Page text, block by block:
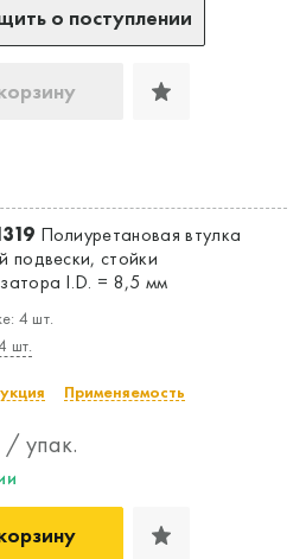
о поступлении
Полиуретановая втулка
подвески, стойки
I.D. = 8,5 мм
4 шт.
шт.
Применяемость
/ упак.